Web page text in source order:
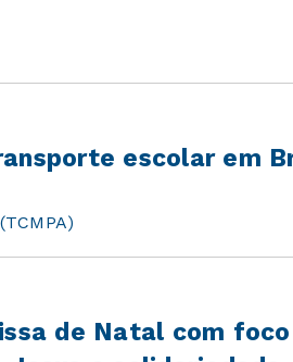
escolar em
de Natal com